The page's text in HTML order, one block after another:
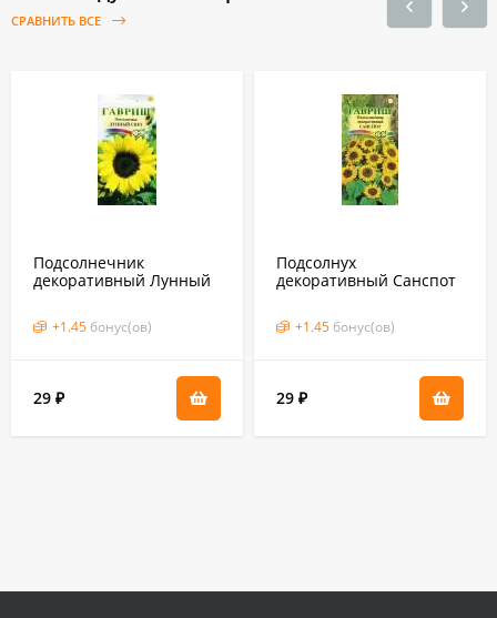
СРАВНИТЬ ВСЕ
Подсолнечник
декоративный Лунный
+1.45 бонус(ов)
29 ₽
Подсолнух
декоративный Санспот
+1.45 бонус(ов)
29 ₽